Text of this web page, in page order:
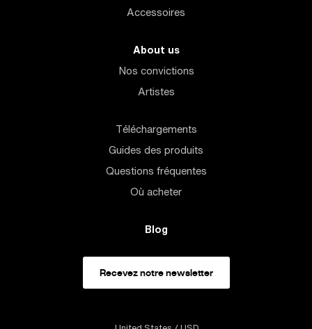
Accessoires
About us
Nos convictions
Artistes
Téléchargements
Guides des produits
Questions fréquentes
Où acheter
Blog
Recevez notre newsletter